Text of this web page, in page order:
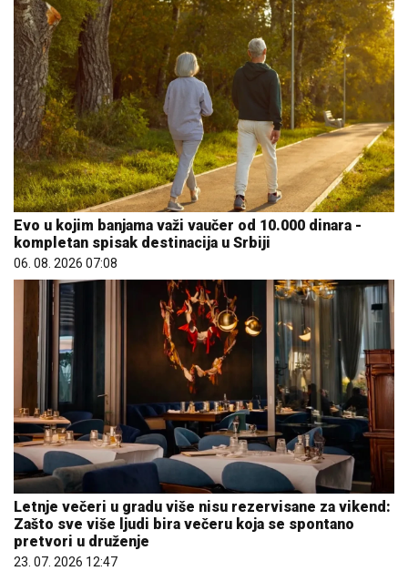
Evo u kojim banjama važi vaučer od 10.000 dinara -
kompletan spisak destinacija u Srbiji
06. 08. 2026 07:08
Letnje večeri u gradu više nisu rezervisane za vikend:
Zašto sve više ljudi bira večeru koja se spontano
pretvori u druženje
23. 07. 2026 12:47